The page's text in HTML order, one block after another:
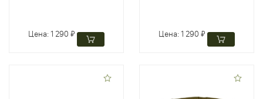
Цена:1 290 ₽ Цена:1 290 ₽